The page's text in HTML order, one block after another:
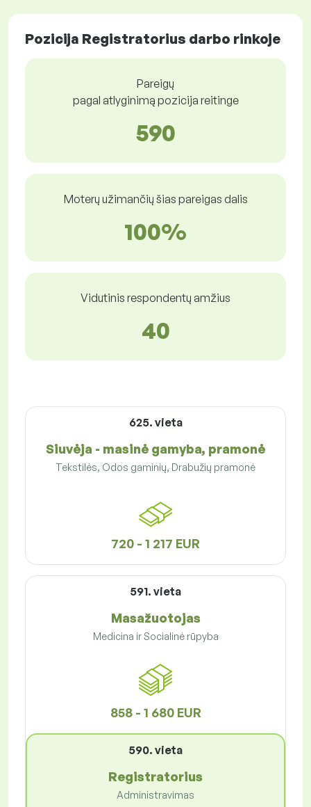
Pozicija Registratorius darbo rinkoje
Pareigų
pagal atlyginimą pozicija reitinge
590
Moterų užimančių šias pareigas dalis
100%
Vidutinis respondentų amžius
40
625. vieta
Siuvėja - masinė gamyba, pramonė
Tekstilės, Odos gaminių, Drabužių pramonė
720 - 1 217 EUR
591. vieta
Masažuotojas
Medicina ir Socialinė rūpyba
858 - 1 680 EUR
590. vieta
Registratorius
Administravimas